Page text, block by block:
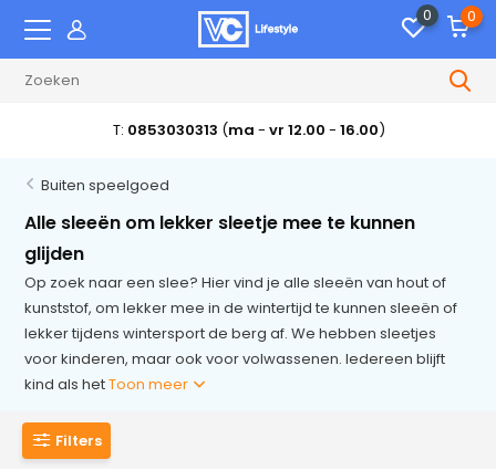
0 0
T: 0853030313 (ma - vr 12.00 - 16.00)
Buiten speelgoed
Alle sleeën om lekker sleetje mee te kunnen
glijden
Op zoek naar een slee? Hier vind je alle sleeën van hout of
kunststof, om lekker mee in de wintertijd te kunnen sleeën of
lekker tijdens wintersport de berg af. We hebben sleetjes
voor kinderen, maar ook voor volwassenen. Iedereen blijft
kind als hetToon meer
Filters